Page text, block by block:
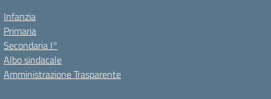
Infanzia
Primaria
Secondaria I°
Albo sindacale
Amministrazione Trasparente